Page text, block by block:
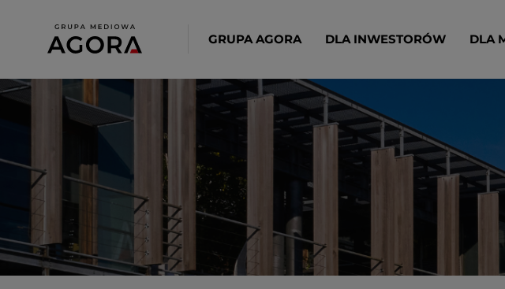
GRUPA AGORA DLA INWESTORÓW DLA